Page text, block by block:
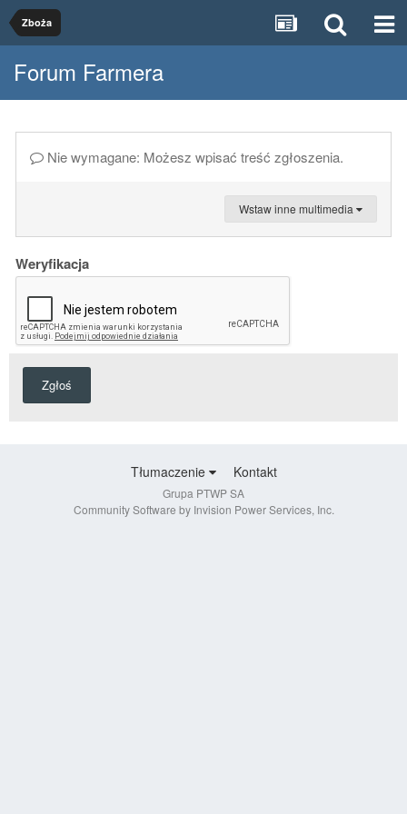
Zboża
Forum Farmera
Nie wymagane: Możesz wpisać treść zgłoszenia.
Wstaw inne multimedia
Weryfikacja
Zgłoś
Tłumaczenie Kontakt
Grupa PTWP SA
Community Software by Invision Power Services, Inc.